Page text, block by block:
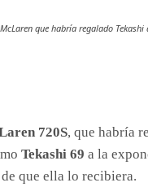
que habría regalado Tekashi
720S, que habría
Tekashi 69 a la
que ella lo recibiera.